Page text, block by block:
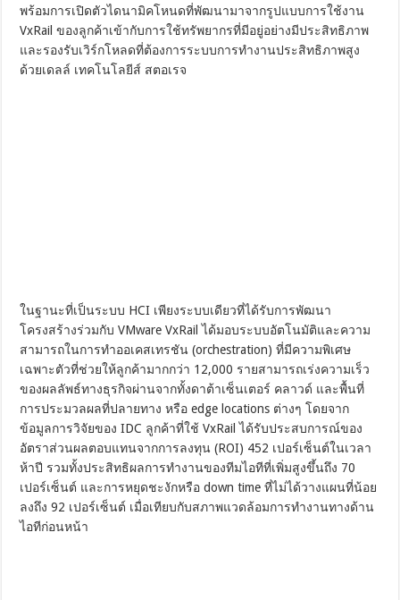
พร้อมการเปิดตัวไดนามิคโหนดที่พัฒนามาจากรูปแบบการใช้งาน
VxRail ของลูกค้าเข้ากับการใช้ทรัพยากรที่มีอยู่อย่างมีประสิทธิภาพ
และรองรับเวิร์กโหลดที่ต้องการระบบการทำงานประสิทธิภาพสูง
ด้วยเดลล์ เทคโนโลยีส์ สตอเรจ
ในฐานะที่เป็นระบบ HCI เพียงระบบเดียวที่ได้รับการพัฒนา
โครงสร้างร่วมกับ VMware VxRail ได้มอบระบบอัตโนมัติและความ
สามารถในการทำออเคสเทรชัน (orchestration) ที่มีความพิเศษ
เฉพาะตัวที่ช่วยให้ลูกค้ามากกว่า 12,000 รายสามารถเร่งความเร็ว
ของผลลัพธ์ทางธุรกิจผ่านจากทั้งดาต้าเซ็นเตอร์ คลาวด์ และพื้นที่
การประมวลผลที่ปลายทาง หรือ edge locations ต่างๆ โดยจาก
ข้อมูลการวิจัยของ IDC ลูกค้าที่ใช้ VxRail ได้รับประสบการณ์ของ
อัตราส่วนผลตอบแทนจากการลงทุน (ROI) 452 เปอร์เซ็นต์ในเวลา
ห้าปี รวมทั้งประสิทธิผลการทำงานของทีมไอทีที่เพิ่มสูงขึ้นถึง 70
เปอร์เซ็นต์ และการหยุดชะงักหรือ down time ที่ไม่ได้วางแผนที่น้อย
ลงถึง 92 เปอร์เซ็นต์ เมื่อเทียบกับสภาพแวดล้อมการทำงานทางด้าน
ไอทีก่อนหน้า